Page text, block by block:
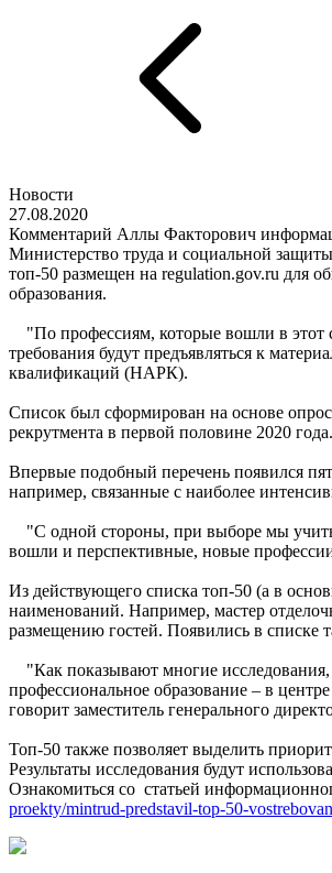
Новости
27.08.2020
Комментарий Аллы Факторович
Министерство труда и социальной
топ-50 размещен на regulation.gov.ru для
образования.
"По профессиям, которые вошли в этот
требования будут предъявляться к
квалификаций (НАРК).
Список был сформирован на основе
рекрутмента в первой половине 2020
Впервые подобный перечень появился
например, связанные с наиболее
"С одной стороны, при выборе мы
вошли и перспективные, новые
Из действующего списка топ-50 (а в
наименований. Например, мастер
размещению гостей. Появились в списке
"Как показывают многие исследования,
профессиональное образование – в
говорит заместитель генерального
Топ-50 также позволяет выделить
Результаты исследования будут
Ознакомиться со статьей
proekty/mintrud-predstavil-top-50-